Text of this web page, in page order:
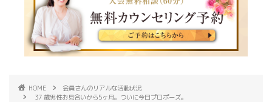
HOME
会員さんのリアルな活動状況
37 歳男性お見合いから5ヶ月。ついに今日プロポーズ。